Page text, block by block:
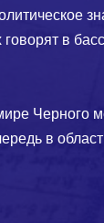
в
Черного
в